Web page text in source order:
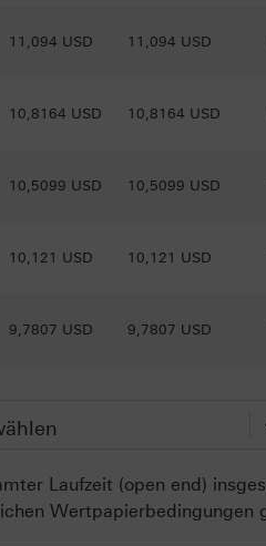
11,094 USD 11,094 USD
10,8164 USD 10,8164 USD
10,5099 USD 10,5099 USD
10,121 USD 10,121 USD
9,7807 USD 9,7807 USD
Laufzeit (open end)
Wertpapierbedingungen